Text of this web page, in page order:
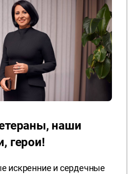
наши
герои!
искренние и сердечные